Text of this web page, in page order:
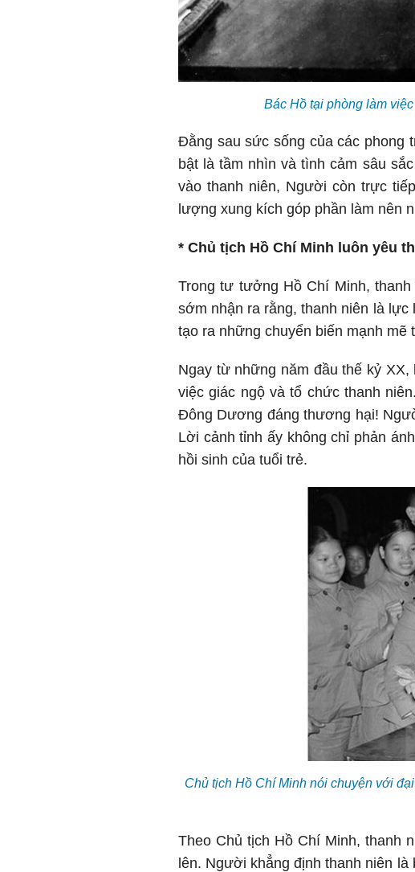
Bác Hồ tại phòng làm
Đằng sau sức sống của các phong
bật là tầm nhìn và tình cảm sâu
vào thanh niên, Người còn trực
lượng xung kích góp phần làm nên
* Chủ tịch Hồ Chí Minh luôn yêu
Trong tư tưởng Hồ Chí Minh,
sớm nhận ra rằng, thanh niên là
tạo ra những chuyển biến mạnh mẽ
Ngay từ những năm đầu thế kỷ
việc giác ngộ và tổ chức thanh
Đông Dương đáng thương hại!
Lời cảnh tỉnh ấy không chỉ phản
hồi sinh của tuổi trẻ.
Chủ tịch Hồ Chí Minh nói chuyện với
Theo Chủ tịch Hồ Chí Minh, thanh
lên. Người khẳng định thanh niên